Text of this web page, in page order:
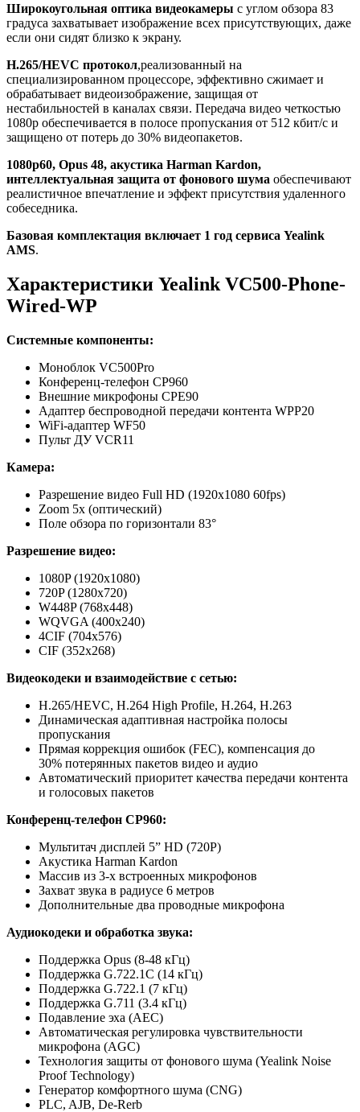
Широкоугольная оптика видеокамеры с углом обзора 83
градуса захватывает изображение всех присутствующих, даже
если они сидят близко к экрану.
H.265/HEVC протокол,реализованный на
специализированном процессоре, эффективно сжимает и
обрабатывает видеоизображение, защищая от
нестабильностей в каналах связи. Передача видео четкостью
1080р обеспечивается в полосе пропускания от 512 кбит/с и
защищено от потерь до 30% видеопакетов.
1080р60, Opus 48, акустика Harman Kardon,
интеллектуальная защита от фонового шума обеспечивают
реалистичное впечатление и эффект присутствия удаленного
собеседника.
Базовая комплектация включает 1 год сервиса Yealink
AMS.
Характеристики Yealink VC500-Phone-
Wired-WP
Системные компоненты:
Моноблок VC500Pro
Конференц-телефон CP960
Внешние микрофоны CPE90
Адаптер беспроводной передачи контента WPP20
WiFi-адаптер WF50
Пульт ДУ VCR11
Камера:
Разрешение видео Full HD (1920x1080 60fps)
Zoom 5x (оптический)
Поле обзора по горизонтали 83°
Разрешение видео:
1080P (1920x1080)
720P (1280x720)
W448P (768x448)
WQVGA (400x240)
4CIF (704x576)
CIF (352x268)
Видеокодеки и взаимодействие с сетью:
H.265/HEVC, H.264 High Profile, H.264, H.263
Динамическая адаптивная настройка полосы
пропускания
Прямая коррекция ошибок (FEC), компенсация до
30% потерянных пакетов видео и аудио
Автоматический приоритет качества передачи контента
и голосовых пакетов
Конференц-телефон CP960:
Мультитач дисплей 5” HD (720Р)
Акустика Harman Kardon
Массив из 3-х встроенных микрофонов
Захват звука в радиусе 6 метров
Дополнительные два проводные микрофона
Аудиокодеки и обработка звука:
Поддержка Opus (8-48 кГц)
Поддержка G.722.1C (14 кГц)
Поддержка G.722.1 (7 кГц)
Поддержка G.711 (3.4 кГц)
Подавление эха (AEC)
Автоматическая регулировка чувствительности
микрофона (AGC)
Технология защиты от фонового шума (Yealink Noise
Proof Technology)
Генератор комфортного шума (CNG)
PLC, AJB, De-Rerb